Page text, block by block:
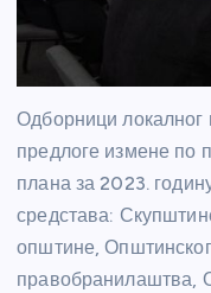
Одборници локалног
предлоге измене по
плана за 2023.
средстава:
општине,
правобранилаштва,